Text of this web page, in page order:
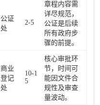
公证
处
2-5
章程内容需
详尽规范，
公证是后续
所有政府步
骤的前提。
商业
登记
处
10-1
5
核心审批环
节，时间可
能因文件合
规性及审查
量波动。